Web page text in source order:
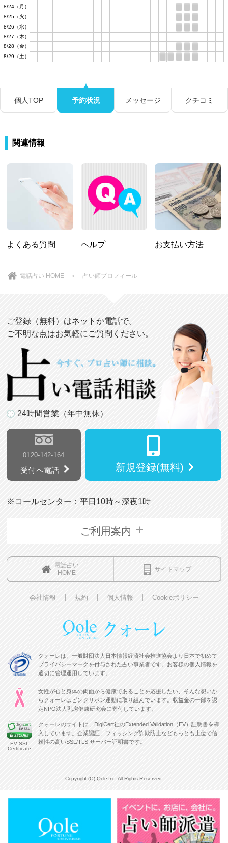
8/24（月）
8/25（火）
8/26（水）
8/27（木）
8/28（金）
8/29（土）
個人TOP 予約状況 メッセージ クチコミ
関連情報
よくある質問 ヘルプ お支払い方法
電話占い HOME ＞ 占い師プロフィール
ご登録（無料）はネットか電話で。
ご不明な点はお気軽にご質問ください。
24時間営業（年中無休）
0120-142-164
受付へ電話 新規登録(無料)
※コールセンター：平日10時～深夜1時
ご利用案内
電話占い
HOME
サイトマップ
会社情報 規約 個人情報 Cookieポリシー
クォーレは、一般財団法人日本情報経済社会推進協会より日本で初めて
プライバシーマークを付与された占い事業者です。お客様の個人情報を
適切に管理運用しています。
女性が心と身体の両面から健康であることを応援したい、そんな想いか
らクォーレはピンクリボン運動に取り組んでいます。収益金の一部を認
定NPO法人乳房健康研究会に寄付しています。
EV SSL
Certificate
クォーレのサイトは、DigiCert社のExtended Validation（EV）証明書を導
入しています。企業認証、フィッシング詐欺防止などもっとも上位で信
頼性の高いSSL/TLS サーバー証明書です。
Copyright (C) Qole Inc. All Rights Reserved.